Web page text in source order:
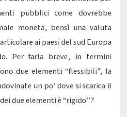
pubblici come dovrebbe
moneta, bensì una valuta
ai paesi del sud Europa
Per farla breve, in termini
due elementi “flessibili”, la
un po’ dove si scarica il
due elementi è “rigido”?